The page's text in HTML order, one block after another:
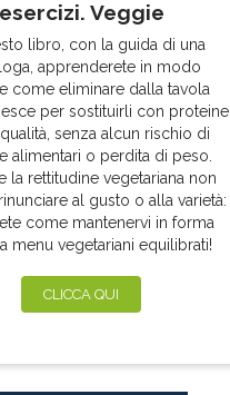
esercizi. Veggie
libro, con la guida di una
apprenderete in modo
come eliminare dalla tavola
per sostituirli con proteine
senza alcun rischio di
alimentari o perdita di peso.
la rettitudine vegetariana non
al gusto o alla varietà:
come mantenervi in forma
menu vegetariani equilibrati!
CLICCA QUI